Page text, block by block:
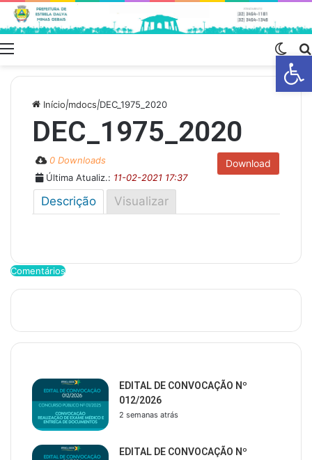
Barra de
skin
Início|mdocs|DEC_1975_2020
DEC_1975_2020
Download
0 Downloads
Última Atualiz.: 11-02-2021 17:37
Descrição Visualizar
Comentários
EDITAL DE CONVOCAÇÃO Nº
012/2026
2 semanas atrás
EDITAL DE CONVOCAÇÃO Nº